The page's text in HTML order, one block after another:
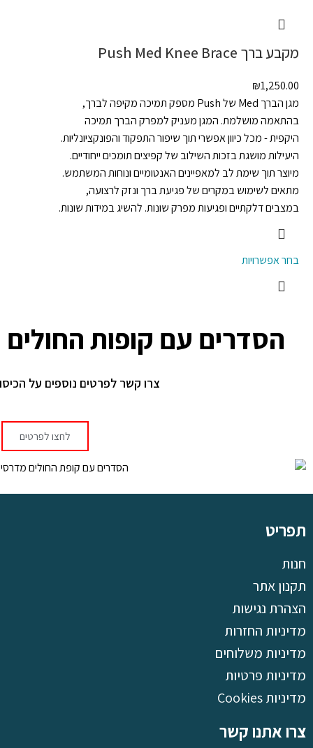
מקבע ברך Push Med Knee Brace
₪1,250.00
מגן הברך Med של Push מספק תמיכה מקיפה לברך,
בהתאמה מושלמת. המגן מעניק למפרק הברך תמיכה
היקפית - מכל כיוון אפשרי תוך שיפור התפקוד והפונקציונליות.
היעילות מושגת בזכות השילוב של קפיצים תומכים ייחודיים.
מיוצר תוך שימת לב למאפיינים האנטומיים ונוחות המשתמש.
מתאים לשימוש במקרים של פגיעת ברך ונזק לרצועה,
במצבים דלקתיים ופגיעות מפרק שונות. להשיג במידות שונות.
בחר אפשרויות
הסדרים עם קופות
צרו קשר לפרטים נוספים על
לחצו לפרטים
תפריט
חנות
תקנון אתר
הצהרת נגישות
מדיניות החזרות
מדיניות משלוחים
מדיניות פרטיות
מדיניות Cookies
צרו אתנו קשר